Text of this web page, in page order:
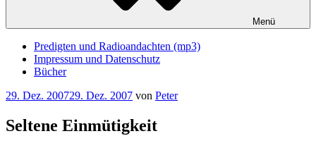
Menü
Predigten und Radioandachten (mp3)
Impressum und Datenschutz
Bücher
Veröffentlicht
29. Dez. 200729. Dez. 2007 von Peter
Seltene Einmütigkeit